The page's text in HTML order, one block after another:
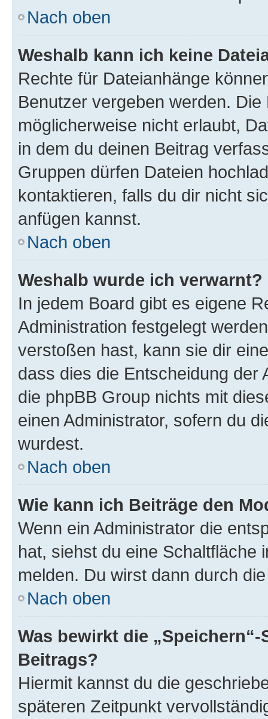
Nach oben
Weshalb kann ich keine
Rechte für Dateianhänge
Benutzer vergeben werden.
möglicherweise nicht erlaubt,
in dem du deinen Beitrag
Gruppen dürfen Dateien
kontaktieren, falls du dir nicht
anfügen kannst.
Nach oben
Weshalb wurde ich verwarnt?
In jedem Board gibt es eigene
Administration festgelegt
verstoßen hast, kann sie dir
dass dies die Entscheidung der
die phpBB Group nichts mit
einen Administrator, sofern du
wurdest.
Nach oben
Wie kann ich Beiträge den
Wenn ein Administrator die
hat, siehst du eine Schaltfläche
melden. Du wirst dann durch
Nach oben
Was bewirkt die
Beitrags?
Hiermit kannst du die
späteren Zeitpunkt